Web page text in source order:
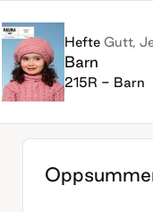
Hefte Gutt,
Barn
215R - Barn